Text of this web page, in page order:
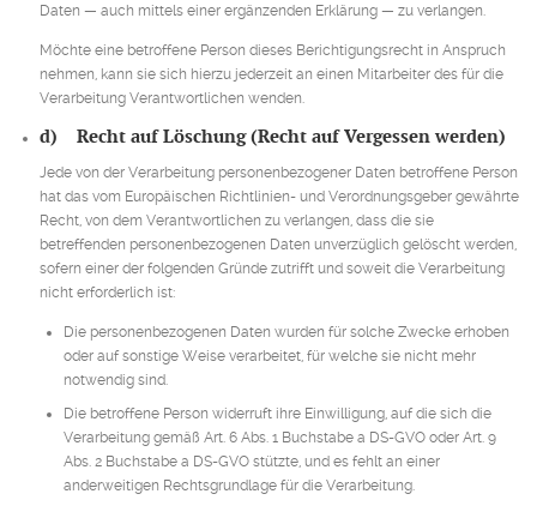
Daten — auch mittels einer ergänzenden Erklärung — zu verlangen.
Möchte eine betroffene Person dieses Berichtigungsrecht in Anspruch
nehmen, kann sie sich hierzu jederzeit an einen Mitarbeiter des für die
Verarbeitung Verantwortlichen wenden.
d) Recht auf Löschung (Recht auf Vergessen werden)
Jede von der Verarbeitung personenbezogener Daten betroffene Person
hat das vom Europäischen Richtlinien- und Verordnungsgeber gewährte
Recht, von dem Verantwortlichen zu verlangen, dass die sie
betreffenden personenbezogenen Daten unverzüglich gelöscht werden,
sofern einer der folgenden Gründe zutrifft und soweit die Verarbeitung
nicht erforderlich ist:
Die personenbezogenen Daten wurden für solche Zwecke erhoben
oder auf sonstige Weise verarbeitet, für welche sie nicht mehr
notwendig sind.
Die betroffene Person widerruft ihre Einwilligung, auf die sich die
Verarbeitung gemäß Art. 6 Abs. 1 Buchstabe a DS-GVO oder Art. 9
Abs. 2 Buchstabe a DS-GVO stützte, und es fehlt an einer
anderweitigen Rechtsgrundlage für die Verarbeitung.